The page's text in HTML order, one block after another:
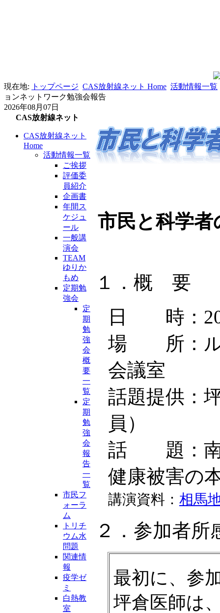
現在地: トップページ CAS放射線ネット Home 活動情報一覧
ョンネットワーク勉強会報告
2026年08月07日
CAS放射線ネット
CAS放射線ネット
Home
活動情報一覧
ご挨拶
評価委
員紹介
企画書
年間ス
ケジュ
ール
一般講
演会
TEAM
ゆりか
もめ
定期勉
強会
定
期
勉
強
会
概
要
一
覧
定
期
勉
強
会
報
告
一
覧
市民フ
ォーラ
ム
トリチ
ウム水
問題
関連情
報
疫学ゼ
ミ
白熱教
室
市民と科学
１．概 要
日 時：
場 所：ル
会議室
話題提供：
員）
話 題：南
健康被害の
講演資料： 相馬
２．参加者所
最初に、参
坪倉医師は